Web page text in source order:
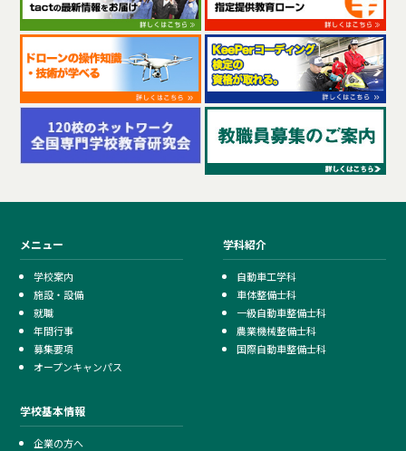
メニュー
学校案内
施設・設備
就職
年間行事
募集要項
オープンキャンパス
学科紹介
自動車工学科
車体整備士科
一級自動車整備士科
農業機械整備士科
国際自動車整備士科
学校基本情報
企業の方へ